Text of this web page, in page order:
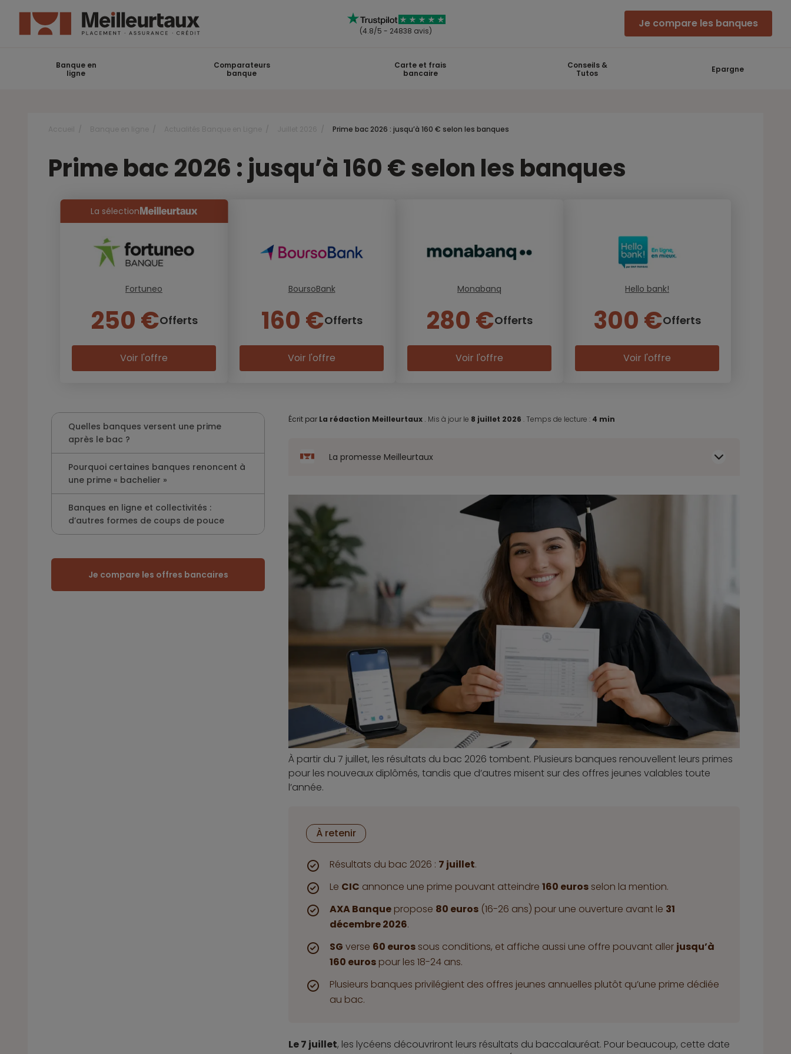
(4.8/5 - 24838 avis)
Je compare les banques
Banque en
ligne
Comparateurs
banque
Carte et frais
bancaire
Conseils &
Tutos
Epargne
Prime bac 2026 : jusqu’à 160 € selon les banques
Prime bac 2026 : jusqu’à 160 € selon les banques
La sélection
Fortuneo
250 €Offerts
Voir l'offre
BoursoBank
160 €Offerts
Voir l'offre
Monabanq
280 €Offerts
Voir l'offre
Hello bank!
300 €Offerts
Voir l'offre
Quelles banques versent une prime
après le bac ?
Pourquoi certaines banques renoncent à
une prime « bachelier »
Banques en ligne et collectivités :
d’autres formes de coups de pouce
Je compare les offres bancaires
Écrit par La rédaction Meilleurtaux . Mis à jour le 8 juillet 2026. Temps de lecture : 4 min
La promesse Meilleurtaux
À partir du 7 juillet, les résultats du bac 2026 tombent. Plusieurs banques renouvellent leurs primes
pour les nouveaux diplômés, tandis que d’autres misent sur des offres jeunes valables toute
l’année.
À retenir
Résultats du bac 2026 : 7 juillet.
Le CIC annonce une prime pouvant atteindre160 euros selon la mention.
AXA Banque propose 80 euros (16-26 ans) pour une ouverture avant le 31
décembre 2026.
SG verse 60 euros sous conditions, et affiche aussi une offre pouvant aller jusqu’à
160 euros pour les 18-24 ans.
Plusieurs banques privilégient des offres jeunes annuelles plutôt qu’une prime dédiée
au bac.
Le 7 juillet, les lycéens découvriront leurs résultats du baccalauréat. Pour beaucoup, cette date